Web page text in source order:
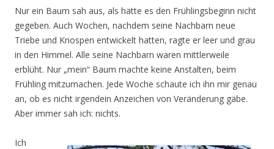
Nur ein Baum sah aus, als hätte es den Frühlingsbeginn nicht
gegeben. Auch Wochen, nachdem seine Nachbarn neue
Triebe und Knospen entwickelt hatten, ragte er leer und grau
in den Himmel. Alle seine Nachbarn waren mittlerweile
erblüht. Nur „mein“ Baum machte keine Anstalten, beim
Frühling mitzumachen. Jede Woche schaute ich ihn mir genau
an, ob es nicht irgendein Anzeichen von Veränderung gäbe.
Aber immer sah ich: nichts.
Ich